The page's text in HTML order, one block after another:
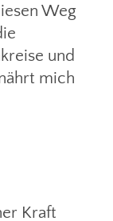
Weg
und
mich
Kraft